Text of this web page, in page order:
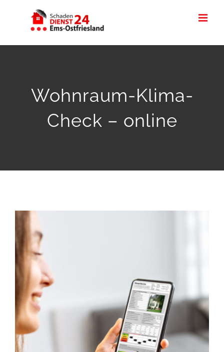
Wohnraum-Klima-
Check – online